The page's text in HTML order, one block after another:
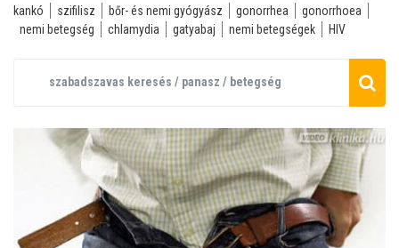
kankó szifilisz bőr- és nemi gyógyász gonorrhea
gonorrhoea
nemi betegség
chlamydia gatyabaj nemi betegségek HIV